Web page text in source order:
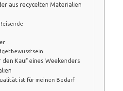
aus recycelten Materialien
Kauf eines Weekenders
ist für meinen Bedarf